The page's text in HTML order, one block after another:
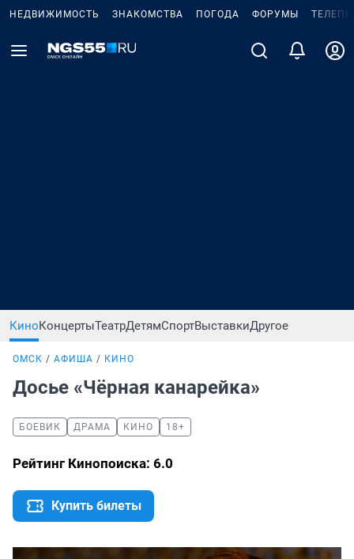
НЕДВИЖИМОСТЬ ЗНАКОМСТВА ПОГОДА ФОРУМЫ
КиноКонцертыТеатрДетямСпортВыставкиДругое
ОМСК АФИША КИНО
Досье «Чёрная канарейка»
БОЕВИК ДРАМА КИНО 18+
Рейтинг Кинопоиска: 6.0
Купить билеты